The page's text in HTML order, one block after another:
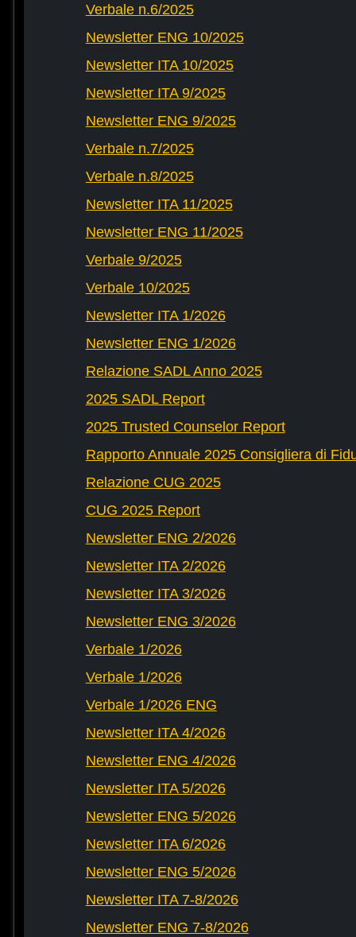
Verbale n.6/2025
Newsletter ENG 10/2025
Newsletter ITA 10/2025
Newsletter ITA 9/2025
Newsletter ENG 9/2025
Verbale n.7/2025
Verbale n.8/2025
Newsletter ITA 11/2025
Newsletter ENG 11/2025
Verbale 9/2025
Verbale 10/2025
Newsletter ITA 1/2026
Newsletter ENG 1/2026
Relazione SADL Anno 2025
2025 SADL Report
2025 Trusted Counselor Report
Rapporto Annuale 2025 Consigliera di
Relazione CUG 2025
CUG 2025 Report
Newsletter ENG 2/2026
Newsletter ITA 2/2026
Newsletter ITA 3/2026
Newsletter ENG 3/2026
Verbale 1/2026
Verbale 1/2026
Verbale 1/2026 ENG
Newsletter ITA 4/2026
Newsletter ENG 4/2026
Newsletter ITA 5/2026
Newsletter ENG 5/2026
Newsletter ITA 6/2026
Newsletter ENG 5/2026
Newsletter ITA 7-8/2026
Newsletter ENG 7-8/2026